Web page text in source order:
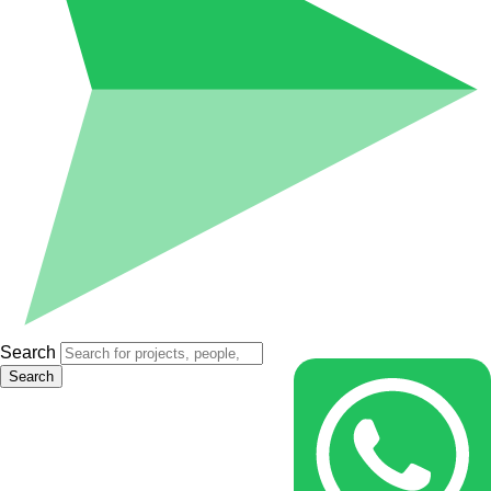
Search
Search